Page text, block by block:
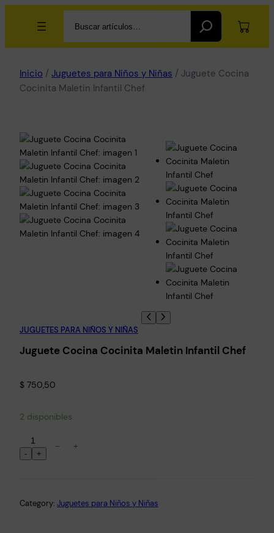
Inicio / Juguetes para Niños y Niñas / Juguete Cocina
Cocinita Maletin Infantil Chef
JUGUETES PARA NIÑOS Y NIÑAS
Juguete Cocina Cocinita Maletin Infantil Chef
$ 750,50
2 disponibles
e
- +
− +
Category: Juguetes para Niños y Niñas